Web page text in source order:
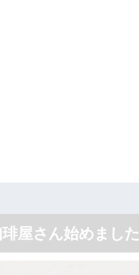
屋さん始めました